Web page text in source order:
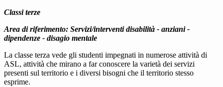
Classi terze
Area di riferimento: Servizi/interventi disabilità - anziani -
dipendenze - disagio mentale
La classe terza vede gli studenti impegnati in numerose attività di
ASL, attività che mirano a far conoscere la varietà dei servizi
presenti sul territorio e i diversi bisogni che il territorio stesso
esprime.